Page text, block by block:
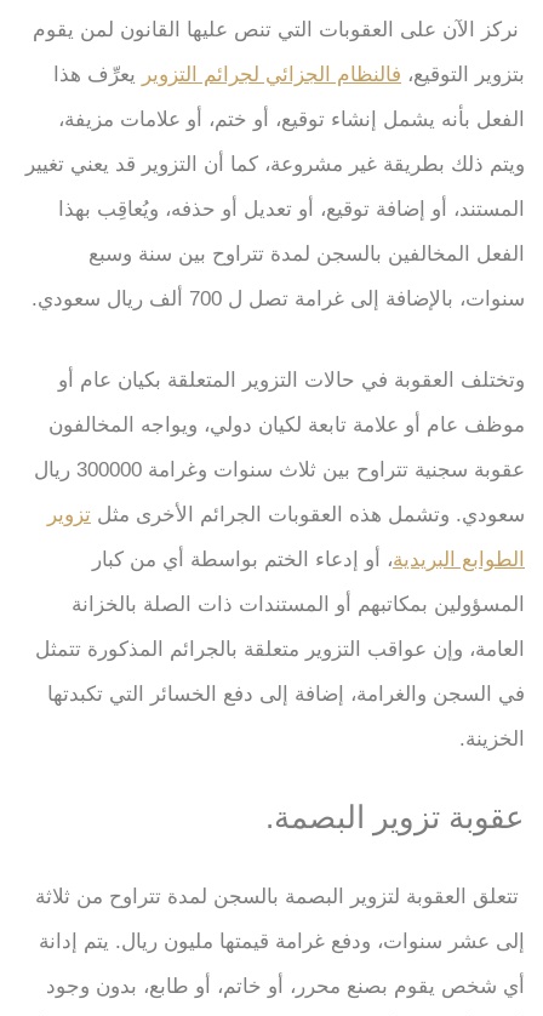
نركز الآن على العقوبات التي تنص عليها القانون لمن يقوم
بتزوير التوقيع، فالنظام الجزائي لجرائم التزوير يعرِّف هذا
الفعل بأنه يشمل إنشاء توقيع، أو ختم، أو علامات مزيفة،
ويتم ذلك بطريقة غير مشروعة، كما أن التزوير قد يعني تغيير
المستند، أو إضافة توقيع، أو تعديل أو حذفه، ويُعاقِب بهذا
الفعل المخالفين بالسجن لمدة تتراوح بين سنة وسبع
سنوات، بالإضافة إلى غرامة تصل ل 700 ألف ريال سعودي.
وتختلف العقوبة في حالات التزوير المتعلقة بكيان عام أو
موظف عام أو علامة تابعة لكيان دولي، ويواجه المخالفون
عقوبة سجنية تتراوح بين ثلاث سنوات وغرامة 300000 ريال
سعودي. وتشمل هذه العقوبات الجرائم الأخرى مثل تزوير
الطوابع البريدية، أو إدعاء الختم بواسطة أي من كبار
المسؤولين بمكاتبهم أو المستندات ذات الصلة بالخزانة
العامة، وإن عواقب التزوير متعلقة بالجرائم المذكورة تتمثل
في السجن والغرامة، إضافة إلى دفع الخسائر التي تكبدتها
الخزينة.
عقوبة تزوير البصمة.
تتعلق العقوبة لتزوير البصمة بالسجن لمدة تتراوح من ثلاثة
إلى عشر سنوات، ودفع غرامة قيمتها مليون ريال. يتم إدانة
أي شخص يقوم بصنع محرر، أو خاتم، أو طابع، بدون وجود